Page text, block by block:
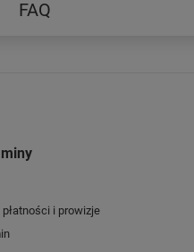
FAQ
i prowizje